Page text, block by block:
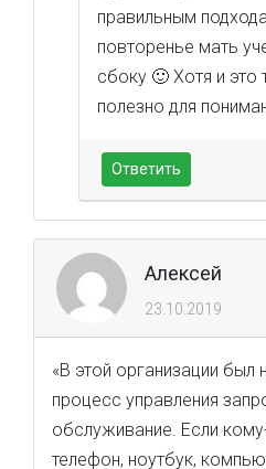
правильным
повторенье мать
сбоку 🙂 Хотя и
полезно для
Ответить
Алексей
23.10.2019
«В этой организации
процесс управления
обслуживание. Если
телефон, ноутбук,